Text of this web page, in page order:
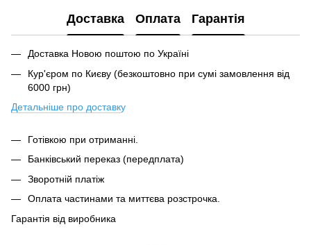
Доставка Оплата Гарантія
Доставка Новою поштою по Україні
Кур'єром по Києву (безкоштовно при сумі замовлення від
6000 грн)
Детальніше про доставку
Готівкою при отриманні.
Банківський переказ (передплата)
Зворотній платіж
Оплата частинами та миттєва розстрочка.
Гарантія від виробника